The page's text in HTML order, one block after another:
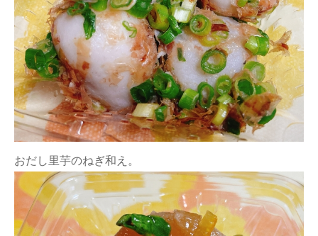
おだし里芋のねぎ和え。